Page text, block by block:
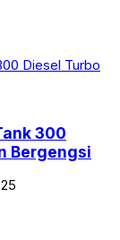
300
Bergengsi